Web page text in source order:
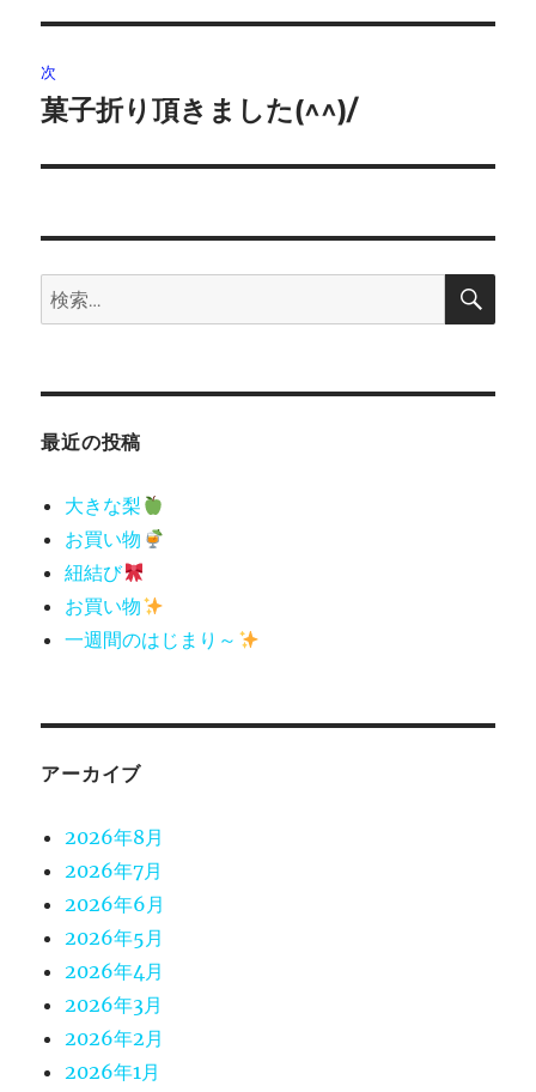
ビ
ゲ
ー
ン
投
稿:
次
次
投
菓子折り頂きました(^^)/
検
索:
検
最近の投稿
大きな梨
お買い物
紐結び
お買い物
一週間のはじまり～
アーカイブ
2026年8月
2026年7月
2026年6月
2026年5月
2026年4月
2026年3月
2026年2月
2026年1月